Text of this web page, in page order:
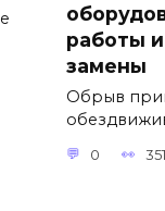
работы
замены
Обрыв
0 351